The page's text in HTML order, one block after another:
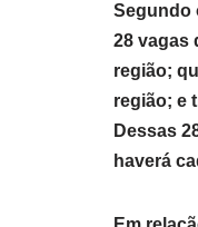
Segundo
28 vagas
região;
região; e
Dessas
haverá